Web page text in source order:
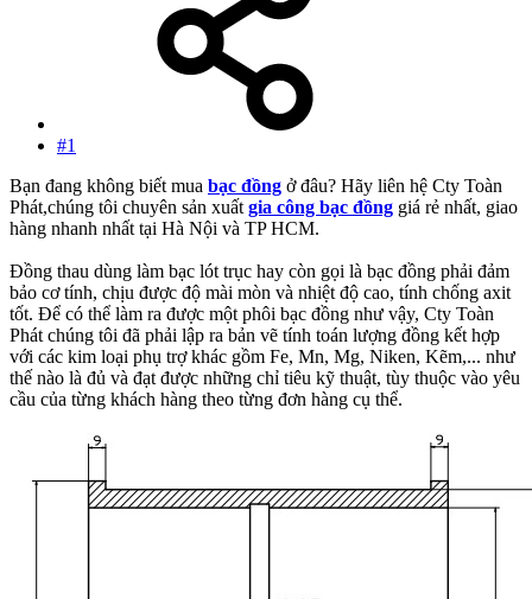
#1
Bạn đang không biết mua bạc đồng ở đâu? Hãy liên hệ Cty Toàn
Phát,chúng tôi chuyên sản xuất gia công bạc đồng giá rẻ nhất, giao
hàng nhanh nhất tại Hà Nội và TP HCM.
Đồng thau dùng làm bạc lót trục hay còn gọi là bạc đồng phải đảm
bảo cơ tính, chịu được độ mài mòn và nhiệt độ cao, tính chống axit
tốt. Để có thể làm ra được một phôi bạc đồng như vậy, Cty Toàn
Phát chúng tôi đã phải lập ra bản vẽ tính toán lượng đồng kết hợp
với các kim loại phụ trợ khác gồm Fe, Mn, Mg, Niken, Kẽm,... như
thế nào là đủ và đạt được những chỉ tiêu kỹ thuật, tùy thuộc vào yêu
cầu của từng khách hàng theo từng đơn hàng cụ thể.